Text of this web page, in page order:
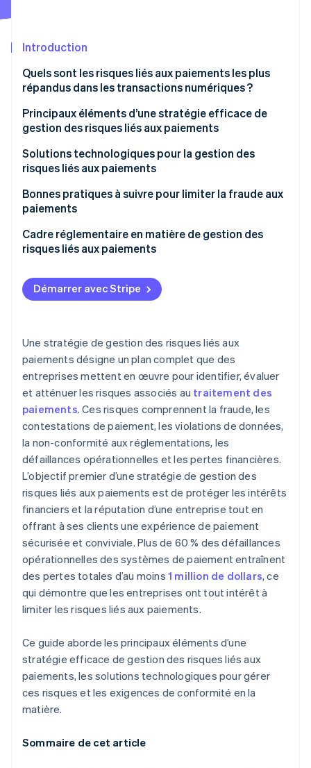
Prévention de la fraude
Constitution de start-up
Climate
Élimination du carbone
Identity
Découvrez comment Stripe construit l’infrastructure
Regarder la vidéo
Partenaires
Introduction
Quels sont les risques liés aux paiements les plus
répandus dans les transactions numériques ?
Fraude
Contestations de paiement
Problèmes techniques
Conformité à la réglementation
Nouvelles menaces
Risques liés aux tiers
Principaux éléments d’une stratégie efficace de
gestion des risques liés aux paiements
Solutions technologiques pour la gestion des
risques liés aux paiements
Apprentissage automatique et intelligence
artificielle
Analyse et visualisation des données
Suivi des transactions et prise de décision en temps
réel
Tokenisation et chiffrement
Authentification biométrique
Technologie blockchain
Plateformes de renseignement sur les menaces
Bonnes pratiques à suivre pour limiter la fraude aux
paiements
Cadre réglementaire en matière de gestion des
risques liés aux paiements
Démarrer avec Stripe
Une stratégie de gestion des risques liés aux
paiements désigne un plan complet que des
entreprises mettent en œuvre pour identifier, évaluer
et atténuer les risques associés au traitement des
paiements. Ces risques comprennent la fraude, les
contestations de paiement, les violations de données,
la non-conformité aux réglementations, les
défaillances opérationnelles et les pertes financières.
L’objectif premier d’une stratégie de gestion des
risques liés aux paiements est de protéger les intérêts
financiers et la réputation d’une entreprise tout en
offrant à ses clients une expérience de paiement
sécurisée et conviviale. Plus de 60 % des défaillances
opérationnelles des systèmes de paiement entraînent
des pertes totales d’au moins 1 million de dollars, ce
qui démontre que les entreprises ont tout intérêt à
limiter les risques liés aux paiements.
Ce guide aborde les principaux éléments d’une
stratégie efficace de gestion des risques liés aux
paiements, les solutions technologiques pour gérer
ces risques et les exigences de conformité en la
matière.
Sommaire de cet article